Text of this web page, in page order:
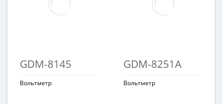
GDM-8145
Вольтметр
GDM-8251A
Вольтметр